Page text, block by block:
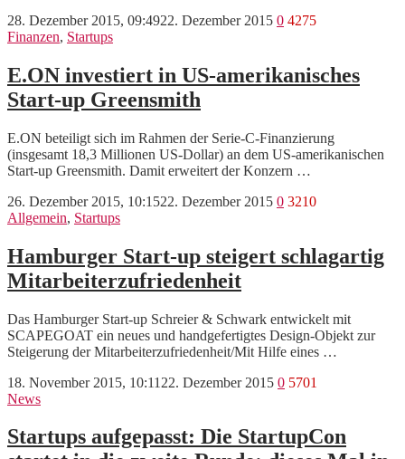
28. Dezember 2015, 09:4922. Dezember 2015 0 4275
Finanzen, Startups
E.ON investiert in US-amerikanisches
Start-up Greensmith
E.ON beteiligt sich im Rahmen der Serie-C-Finanzierung
(insgesamt 18,3 Millionen US-Dollar) an dem US-amerikanischen
Start-up Greensmith. Damit erweitert der Konzern …
26. Dezember 2015, 10:1522. Dezember 2015 0 3210
Allgemein, Startups
Hamburger Start-up steigert schlagartig
Mitarbeiterzufriedenheit
Das Hamburger Start-up Schreier & Schwark entwickelt mit
SCAPEGOAT ein neues und handgefertigtes Design-Objekt zur
Steigerung der Mitarbeiterzufriedenheit/Mit Hilfe eines …
18. November 2015, 10:11 22. Dezember 2015 0 5701
News
Startups aufgepasst: Die StartupCon